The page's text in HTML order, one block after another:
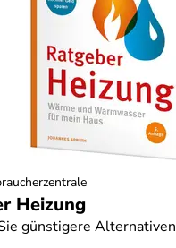
Heizung
günstigere Alternativen